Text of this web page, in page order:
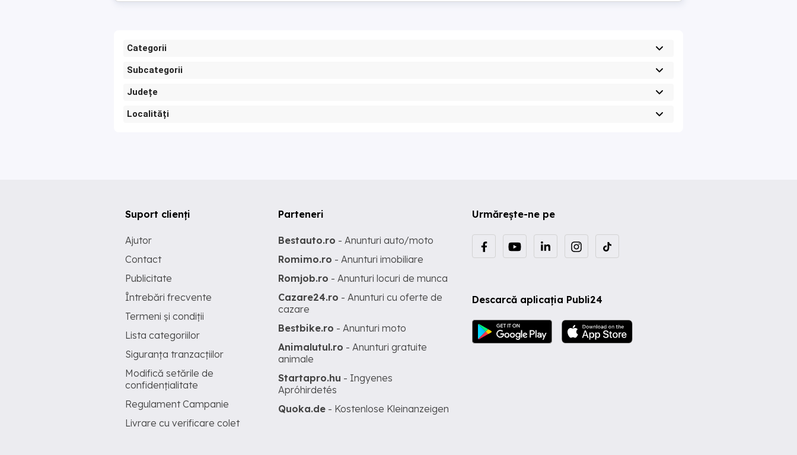
Categorii
Subcategorii
Județe
Localități
Urmărește-ne pe
Descarcă aplicația Publi24
Suport clienți
Ajutor
Contact
Publicitate
Întrebări frecvente
Termeni și condiții
Lista categoriilor
Siguranța tranzacțiilor
Modifică setările de
confidențialitate
Regulament Campanie
Livrare cu verificare colet
Parteneri
Bestauto.ro - Anunturi auto/moto
Romimo.ro - Anunturi imobiliare
Romjob.ro - Anunturi locuri de munca
Cazare24.ro - Anunturi cu oferte de
cazare
Bestbike.ro - Anunturi moto
Animalutul.ro - Anunturi gratuite
animale
Startapro.hu - Ingyenes
Apróhirdetés
Quoka.de - Kostenlose Kleinanzeigen